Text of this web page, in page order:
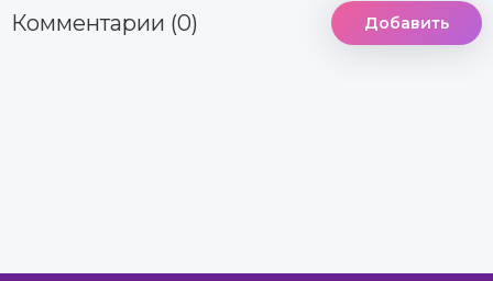
Комментарии (0) Добавить